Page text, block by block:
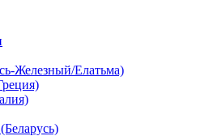
Железный/Елатьма)